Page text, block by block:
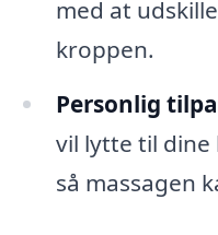
med at
kroppen.
Personlig
vil lytte til dine
så massagen